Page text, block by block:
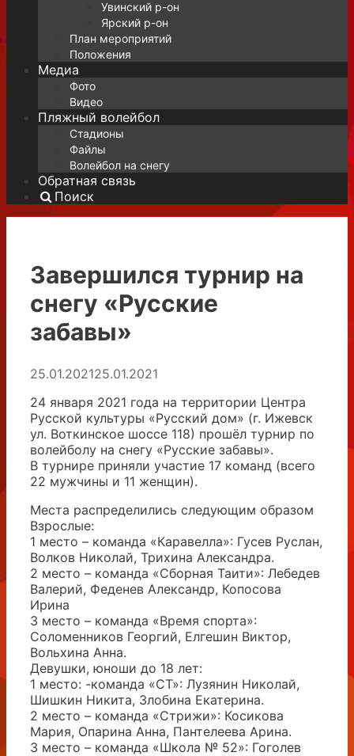
Увинский р-он
Ярский р-он
План мероприятий
Положения
Медиа
Фото
Видео
Пляжный волейбол
Стадионы
Файлы
Волейбол на снегу
Обратная связь
Поиск
Завершился турнир на
снегу «Русские
забавы»
25.01.202125.01.2021
24 января 2021 года на территории Центра
Русской культуры «Русский дом» (г. Ижевск
ул. Воткинское шоссе 118) прошёл турнир по
волейболу на снегу «Русские забавы».
В турнире приняли участие 17 команд (всего
22 мужчины и 11 женщин).
Места распределились следующим образом
Взрослые:
1 место – команда «Каравелла»: Гусев Руслан,
Волков Николай, Трихина Александра.
2 место – команда «Сборная Таити»: Лебедев
Валерий, Феденев Александр, Копосова
Ирина
3 место – команда «Время спорта»:
Соломенников Георгий, Елгешин Виктор,
Вольхина Анна.
Девушки, юноши до 18 лет:
1 место: -команда «СТ»: Лузянин Николай,
Шишкин Никита, Злобина Екатерина.
2 место – команда «Стрижи»: Косикова
Мария, Опарина Анна, Пантелеева Арина.
3 место – команда «Школа № 52»: Гоголев